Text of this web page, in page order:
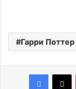
Гарри Поттер